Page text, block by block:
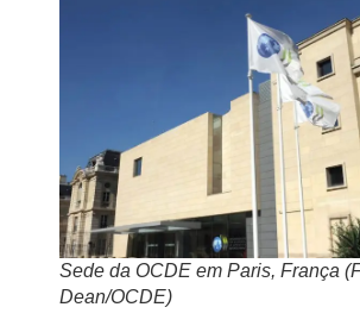
Sede da OCDE em Paris, França
Dean/OCDE)